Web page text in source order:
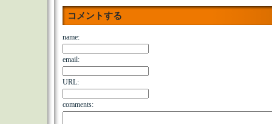
コメントする
name:
email:
URL:
comments: